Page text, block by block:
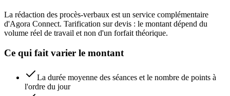
La rédaction des procès-verbaux est un service complémentaire
d'Agora Connect. Tarification sur devis : le montant dépend du
volume réel de travail et non d'un forfait théorique.
Ce qui fait varier le montant
La durée moyenne des séances et le nombre de points à
l'ordre du jour